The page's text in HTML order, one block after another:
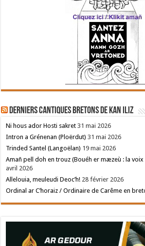
Derniers cantiques bretons de Kan Iliz
Ni hous ador Hosti sakret 31 mai 2026
Intron a Grénenan (Ploërdut) 31 mai 2026
Trinded Santel (Langoëlan) 19 mai 2026
Amañ pell doh en trouz (Bouéh er mæzeù : la voix
avril 2026
Allelouia, meuleudi Deoc’h! 28 février 2026
Ordinal ar C’horaiz / Ordinaire de Carême en